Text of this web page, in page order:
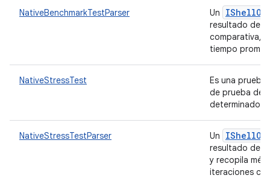
NativeBenchmarkTestParser Un IShell
resultado de
comparativa,
tiempo
NativeStressTest
Es una
de prueba de
determinado.
NativeStressTestParser Un IShell
resultado de
y recopila
iteraciones